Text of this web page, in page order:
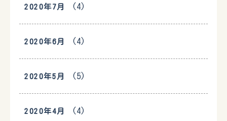
2020年7月 (4)
2020年6月 (4)
2020年5月 (5)
2020年4月 (4)